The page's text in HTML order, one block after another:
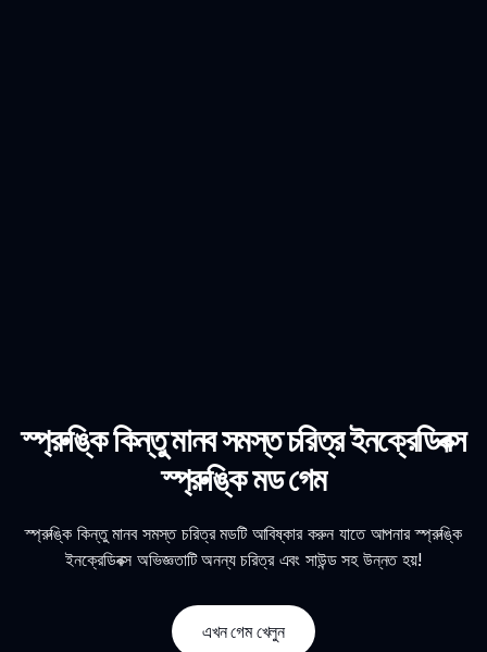
স্প্রুঙ্কি কিন্তু মানব সমস্ত চরিত্র ইনক্রেডিবক্স
স্প্রুঙ্কি মড গেম
স্প্রুঙ্কি কিন্তু মানব সমস্ত চরিত্র মডটি আবিষ্কার করুন যাতে আপনার স্প্রুঙ্কি
ইনক্রেডিবক্স অভিজ্ঞতাটি অনন্য চরিত্র এবং সাউন্ড সহ উন্নত হয়!
এখন গেম খেলুন